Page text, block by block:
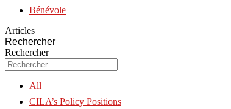
Bénévole
Articles
Rechercher
Rechercher
All
CILA’s Policy Positions